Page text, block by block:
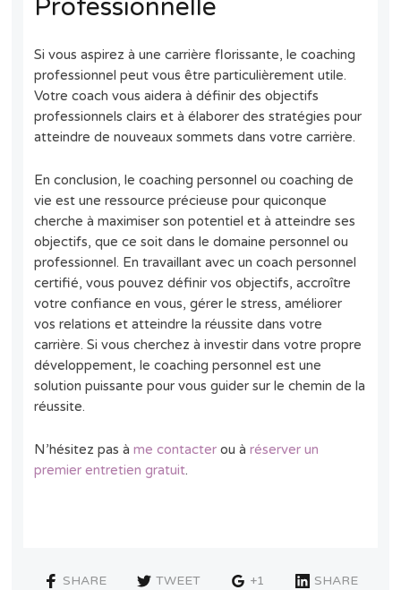
Professionnelle
Si vous aspirez à une carrière florissante, le coaching
professionnel peut vous être particulièrement utile.
Votre coach vous aidera à définir des objectifs
professionnels clairs et à élaborer des stratégies pour
atteindre de nouveaux sommets dans votre carrière.
En conclusion, le coaching personnel ou coaching de
vie est une ressource précieuse pour quiconque
cherche à maximiser son potentiel et à atteindre ses
objectifs, que ce soit dans le domaine personnel ou
professionnel. En travaillant avec un coach personnel
certifié, vous pouvez définir vos objectifs, accroître
votre confiance en vous, gérer le stress, améliorer
vos relations et atteindre la réussite dans votre
carrière. Si vous cherchez à investir dans votre propre
développement, le coaching personnel est une
solution puissante pour vous guider sur le chemin de la
réussite.
N’hésitez pas àme contacter ou àréserver un
premier entretien gratuit.
SHARE TWEET +1
SHARE